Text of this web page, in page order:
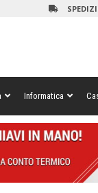
Informatica